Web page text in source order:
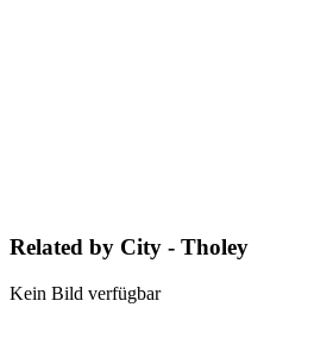
Related by City - Tholey
Kein Bild verfügbar